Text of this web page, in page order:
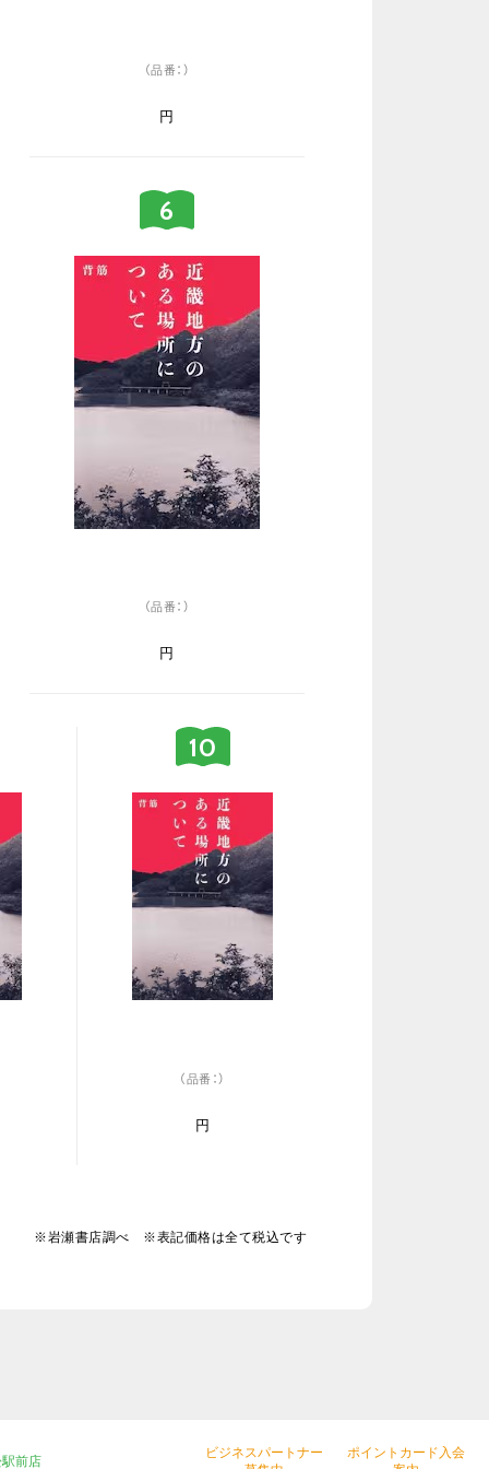
（品番：）
円
（品番：）
円
（品番：）
円
※岩瀬書店調べ ※表記価格は全て税込です
前店
ビジネスパートナー
ポイントカード入会